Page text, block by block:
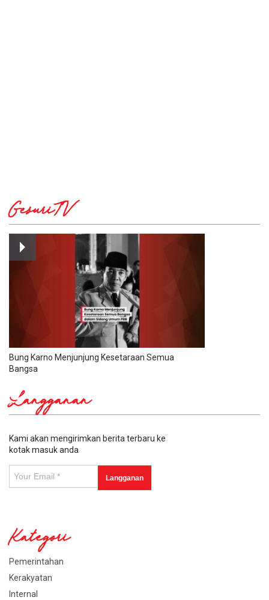
GesuriTV
Bung Karno Menjunjung Kesetaraan Semua
Bangsa
Langganan
Kami akan mengirimkan berita terbaru ke
kotak masuk anda
Kategori
Pemerintahan
Kerakyatan
Internal